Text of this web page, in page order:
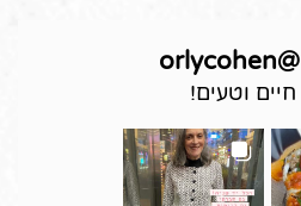
@
orlycohen
חיים וטעים!